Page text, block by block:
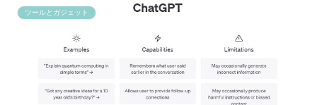
ツールとガジェット